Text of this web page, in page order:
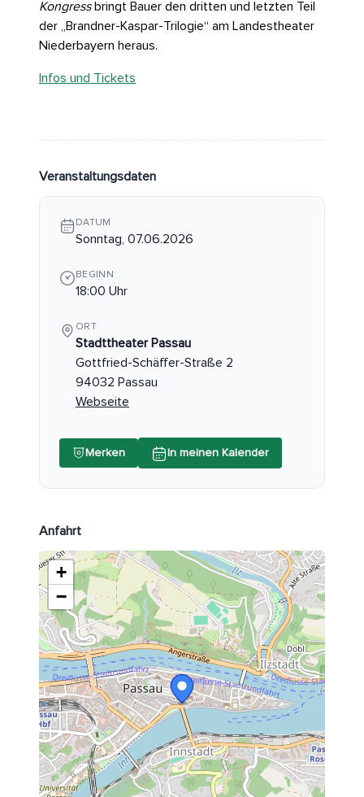
Kongressbringt Bauer den dritten und letzten Teil
der „Brandner-Kaspar-Trilogie“ am Landestheater
Niederbayern heraus.
Infos und Tickets
Veranstaltungsdaten
DATUM
Sonntag, 07.06.2026
BEGINN
18:00 Uhr
ORT
Stadttheater Passau
Gottfried-Schäffer-Straße 2
94032 Passau
Webseite
Merken In meinen Kalender
Anfahrt
+
−